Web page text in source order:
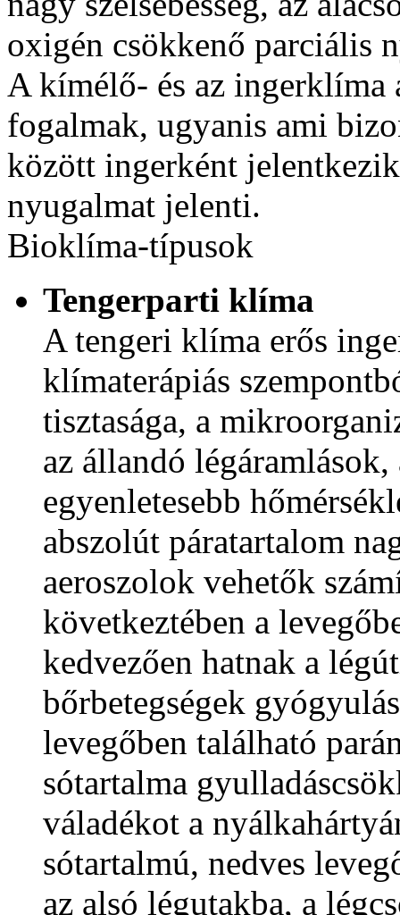
oxigén csökkenő parciális
A kímélő- és az ingerklíma
fogalmak, ugyanis ami
között ingerként
nyugalmat jelenti.
Bioklíma-típusok
Tengerparti klíma
A tengeri klíma erős
klímaterápiás
tisztasága, a
az állandó légáramlások,
egyenletesebb
abszolút páratartalom
aeroszolok vehetők
következtében a
kedvezően hatnak a
bőrbetegségek
levegőben található
sótartalma
váladékot a
sótartalmú, nedves
az alsó légutakba, a